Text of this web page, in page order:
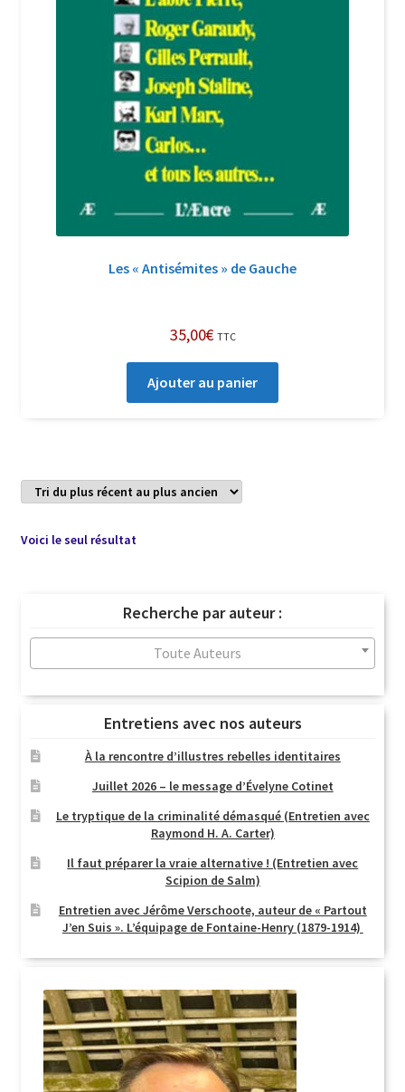
Politique de confidentialité et cookies
Qui sommes-nous ?
Soutien à Philippe Randa
Suivi de la Commande
Les « Antisémites » de Gauche
35,00€ TTC
Ajouter au panier
Voici le seul résultat
Recherche par auteur :
Toute Auteurs
Entretiens avec nos auteurs
À la rencontre d’illustres rebelles identitaires
Juillet 2026 – le message d’Évelyne Cotinet
Le tryptique de la criminalité démasqué (Entretien avec
Raymond H. A. Carter)
Il faut préparer la vraie alternative ! (Entretien avec
Scipion de Salm)
Entretien avec Jérôme Verschoote, auteur de « Partout
J’en Suis ». L’équipage de Fontaine-Henry (1879-1914)